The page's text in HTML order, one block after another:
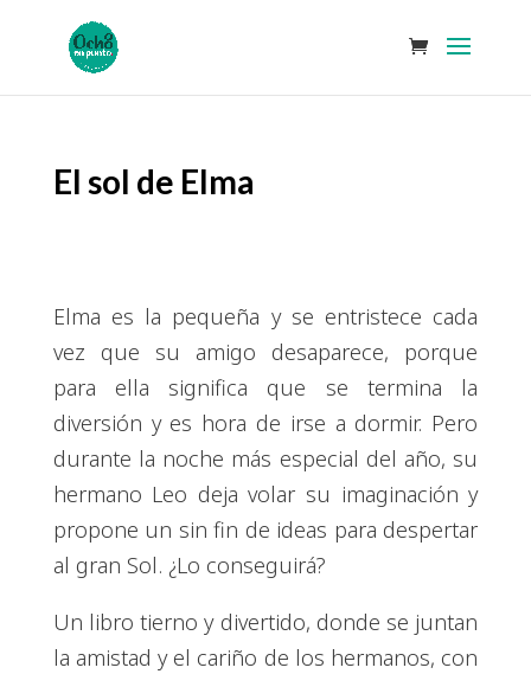
El sol de Elma
Elma es la pequeña y se entristece cada
vez que su amigo desaparece, porque
para ella significa que se termina la
diversión y es hora de irse a dormir. Pero
durante la noche más especial del año, su
hermano Leo deja volar su imaginación y
propone un sin fin de ideas para despertar
al gran Sol. ¿Lo conseguirá?
Un libro tierno y divertido, donde se juntan
la amistad y el cariño de los hermanos, con